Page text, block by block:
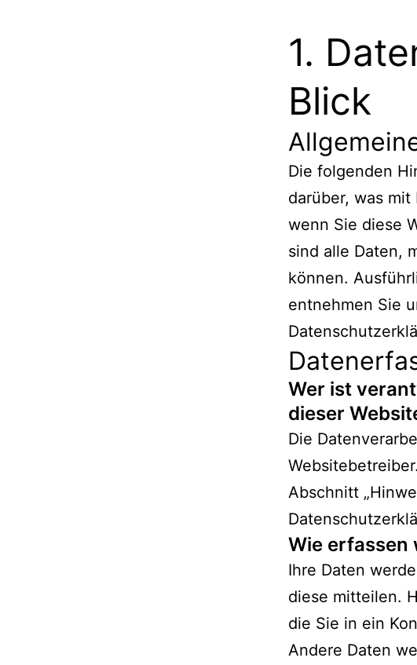
1.
Blick
Die folgenden
darüber, was
wenn Sie diese
sind alle Daten,
können.
entnehmen Sie
Wer ist
dieser
Die
Abschnitt
Wie erfassen
Ihre Daten
diese mitteilen.
die Sie in ein
Andere Daten